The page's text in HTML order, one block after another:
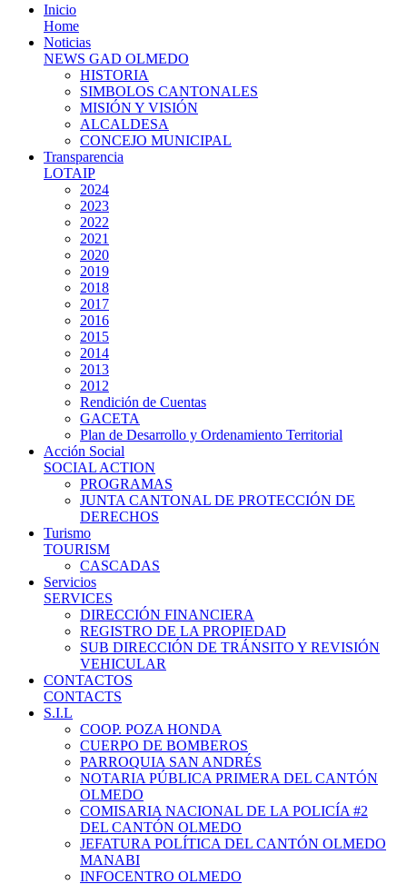
Inicio
Home
Noticias
NEWS GAD OLMEDO
HISTORIA
SIMBOLOS CANTONALES
MISIÓN Y VISIÓN
ALCALDESA
CONCEJO MUNICIPAL
Transparencia
LOTAIP
2024
2023
2022
2021
2020
2019
2018
2017
2016
2015
2014
2013
2012
Rendición de Cuentas
GACETA
Plan de Desarrollo y Ordenamiento Territorial
Acción Social
SOCIAL ACTION
PROGRAMAS
JUNTA CANTONAL DE PROTECCIÓN DE
DERECHOS
Turismo
TOURISM
CASCADAS
Servicios
SERVICES
DIRECCIÓN FINANCIERA
REGISTRO DE LA PROPIEDAD
SUB DIRECCIÓN DE TRÁNSITO Y REVISIÓN
VEHICULAR
CONTACTOS
CONTACTS
S.I.L
COOP. POZA HONDA
CUERPO DE BOMBEROS
PARROQUIA SAN ANDRÉS
NOTARIA PÚBLICA PRIMERA DEL CANTÓN
OLMEDO
COMISARIA NACIONAL DE LA POLICÍA #2
DEL CANTÓN OLMEDO
JEFATURA POLÍTICA DEL CANTÓN OLMEDO
MANABI
INFOCENTRO OLMEDO